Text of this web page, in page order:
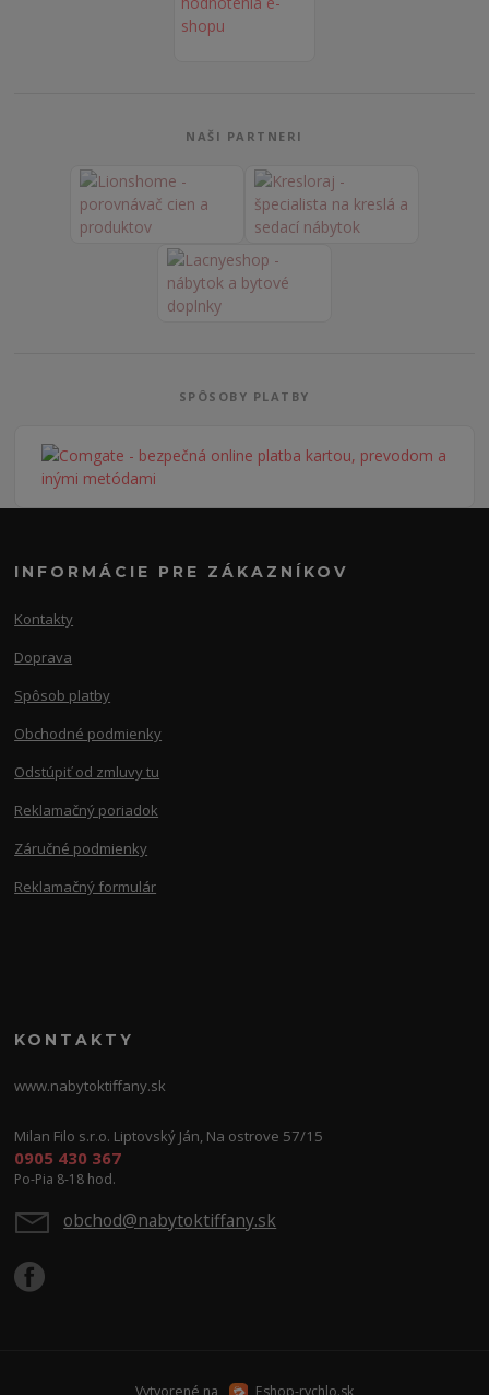
NAŠI PARTNERI
SPÔSOBY PLATBY
INFORMÁCIE PRE ZÁKAZNÍKOV
Kontakty
Doprava
Spôsob platby
Obchodné podmienky
Odstúpiť od zmluvy tu
Reklamačný poriadok
Záručné podmienky
Reklamačný formulár
KONTAKTY
www.nabytoktiffany.sk
Milan Filo s.r.o. Liptovský Ján, Na ostrove 57/15
0905 430 367
Po-Pia 8-18 hod.
obchod@nabytoktiffany.sk
Vytvorené na Eshop-rychlo.sk